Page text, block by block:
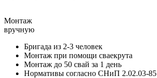
Монтаж
вручную
Бригада из 2-3 человек
Монтаж при помощи сваекрута
Монтаж до 50 свай за 1 день
Нормативы согласно СНиП 2.02.03-85